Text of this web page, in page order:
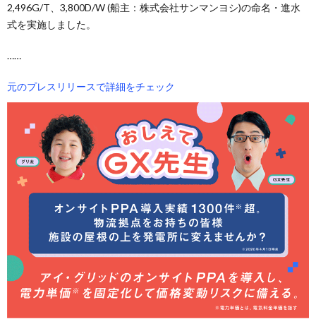
2,496G/T、3,800D/W (船主：株式会社サンマンヨシ)の命名・進水
式を実施しました。
……
元のプレスリリースで詳細をチェック